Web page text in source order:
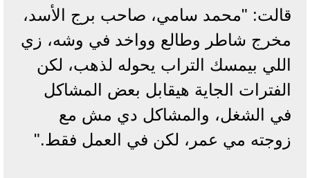
قالت: "محمد سامي، صاحب برج الأسد،
مخرج شاطر وطالع وواخد في وشه، زي
اللي بيمسك التراب يحوله لذهب، لكن
الفترات الجاية هيقابل بعض المشاكل
في الشغل، والمشاكل دي مش مع
زوجته مي عمر، لكن في العمل فقط."